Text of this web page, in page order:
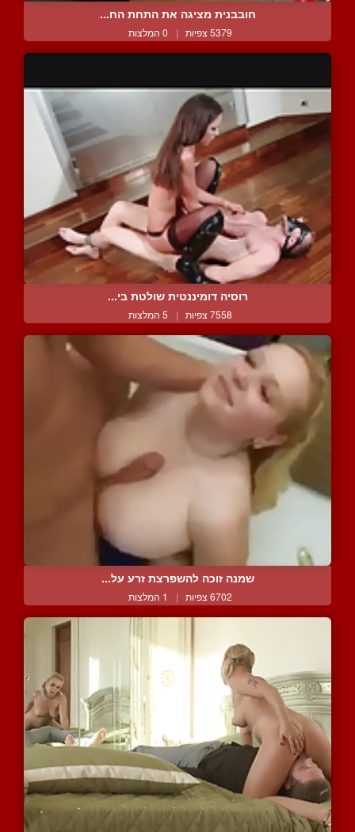
חובבנית מציגה את התחת הח...
5379 צפיות | 0 המלצות
רוסיה דומיננטית שולטת בי...
7558 צפיות | 5 המלצות
שמנה זוכה להשפרצת זרע על...
6702 צפיות | 1 המלצות